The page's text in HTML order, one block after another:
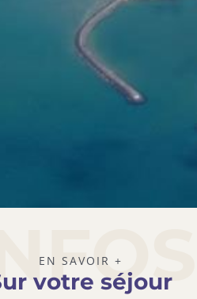
EN SAVOIR +
votre séjour